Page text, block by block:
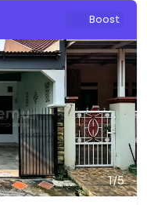
Boost
1/5